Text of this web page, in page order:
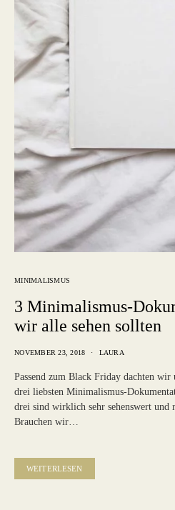
MINIMALISMUS
3 Minimalismus-
wir alle sehen sollten
NOVEMBER 23, 2018 LAURA
Passend zum Black Friday dachten wir
drei liebsten Minimalismus-
drei sind wirklich sehr sehenswert und
Brauchen wir…
WEITERLESEN